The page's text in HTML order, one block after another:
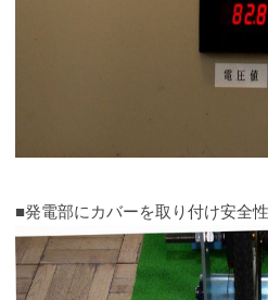
■発電部にカバーを取り付け安全